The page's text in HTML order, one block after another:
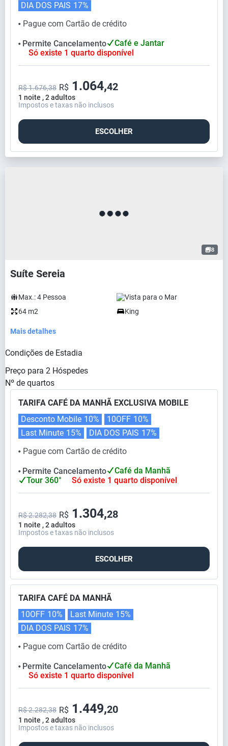
⬤ Pague com Cartão de crédito
DIA DOS PAIS 17%
⬤ Permite Cancelamento
Café e Jantar
Só existe 1 quarto disponível
1 noite , 2 adultos
R$ 1.676,38 R$ 1.064,42
Impostos e taxas não inclusos
ESCOLHER
8
Suíte Sereia
Max.:4 Pessoa
Vista para o Mar
64 m2
King
Mais detalhes
Condições de Estadia
Preço para 2 Hóspedes
Nº de quartos
TARIFA CAFÉ DA MANHÃ EXCLUSIVA MOBILE
⬤ Pague com Cartão de crédito
Desconto Mobile 10% 10OFF 10%
Last Minute 15% DIA DOS PAIS 17%
⬤ Permite Cancelamento
Café da Manhã
Tour 360°
Só existe 1 quarto disponível
1 noite , 2 adultos
R$ 2.282,38 R$ 1.304,28
Impostos e taxas não inclusos
ESCOLHER
TARIFA CAFÉ DA MANHÃ
⬤ Pague com Cartão de crédito
10OFF 10% Last Minute 15%
DIA DOS PAIS 17%
⬤ Permite Cancelamento
Café da Manhã
Só existe 1 quarto disponível
1 noite , 2 adultos
R$ 2.282,38 R$ 1.449,20
Impostos e taxas não inclusos